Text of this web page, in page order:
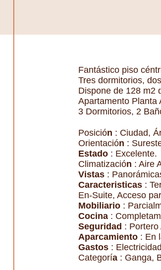
Fantástico piso
Tres dormitorios,
Dispone de 128 m2
Apartamento Planta
3 Dormitorios, 2
Posición : Ciudad,
Orientación :
Estado: Excelente.
Climatización : Aire
Vistas:
Caracteristicas:
En-Suite, Acceso
Mobiliario:
Cocina:
Seguridad : Portero
Aparcamiento: En
Gastos:
Categoría: Ganga,